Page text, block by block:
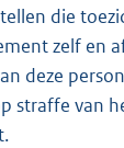
die
zelf en
deze
straffe van